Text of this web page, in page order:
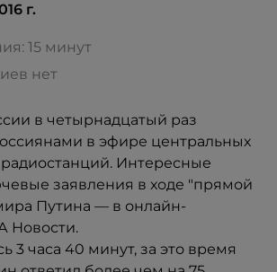
г.
15 минут
нет
в четырнадцатый раз
в эфире центральных
Интересные
заявления в ходе "прямой
Путина — в онлайн-
Новости.
3 часа 40 минут, за это время